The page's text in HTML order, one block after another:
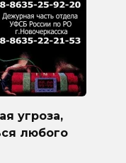
угроза,
любого